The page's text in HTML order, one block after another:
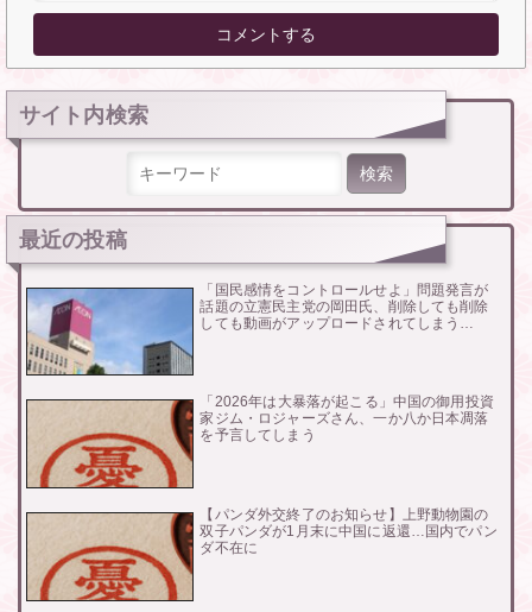
サイト内検索
最近の投稿
「国民感情をコントロールせよ」問題発言が
話題の立憲民主党の岡田氏、削除しても削除
しても動画がアップロードされてしまう…
「2026年は大暴落が起こる」中国の御用投資
家ジム・ロジャーズさん、一か八か日本凋落
を予言してしまう
【パンダ外交終了のお知らせ】上野動物園の
双子パンダが1月末に中国に返還…国内でパン
ダ不在に